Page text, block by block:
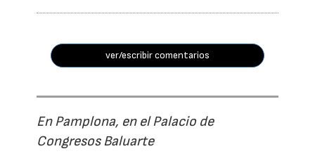
ver/escribir comentarios
En Pamplona, en el Palacio de
Congresos Baluarte